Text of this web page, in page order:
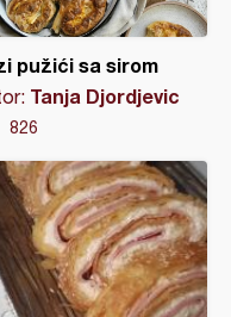
pužići sa sirom
Tanja Djordjevic
826